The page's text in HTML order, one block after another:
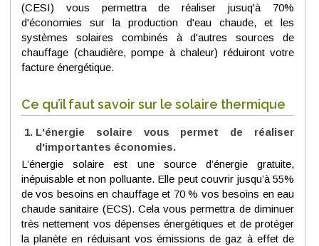
(CESI) vous permettra de réaliser jusuq'à 70%
d'économies sur la production d'eau chaude, et les
systèmes solaires combinés à d'autres sources de
chauffage (chaudière, pompe à chaleur) réduiront votre
facture énergétique.
Ce qu’il faut savoir sur le solaire thermique
L'énergie solaire vous permet de réaliser
d'importantes économies.
L’énergie solaire est une source d’énergie gratuite,
inépuisable et non polluante. Elle peut couvrir jusqu’à 55%
de vos besoins en chauffage et 70 % vos besoins en eau
chaude sanitaire (ECS). Cela vous permettra de diminuer
très nettement vos dépenses énergétiques et de protéger
la planète en réduisant vos émissions de gaz à effet de